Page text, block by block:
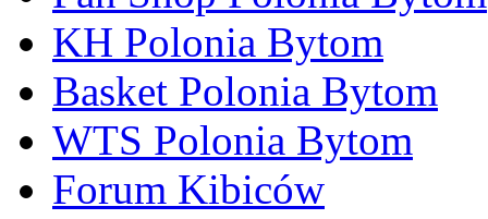
KH Polonia Bytom
Basket Polonia Bytom
WTS Polonia Bytom
Forum Kibiców